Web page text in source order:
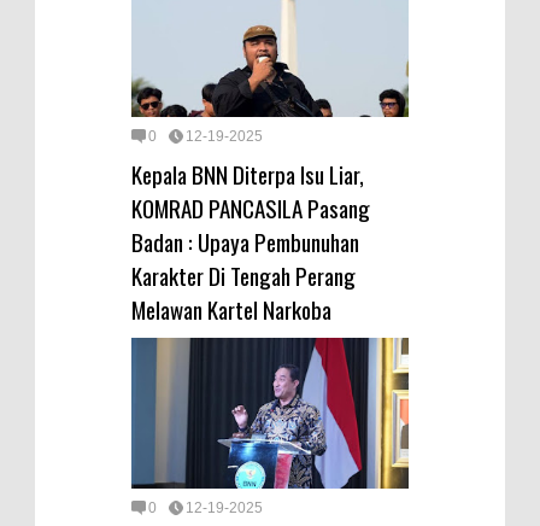
0 12-19-2025
Kepala BNN Diterpa Isu Liar,
KOMRAD PANCASILA Pasang
Badan : Upaya Pembunuhan
Karakter Di Tengah Perang
Melawan Kartel Narkoba
0 12-19-2025